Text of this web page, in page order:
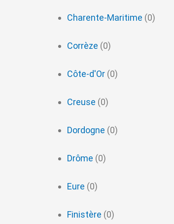
Charente-Maritime (0)
Corrèze (0)
Côte-d'Or (0)
Creuse (0)
Dordogne (0)
Drôme (0)
Eure (0)
Finistère (0)